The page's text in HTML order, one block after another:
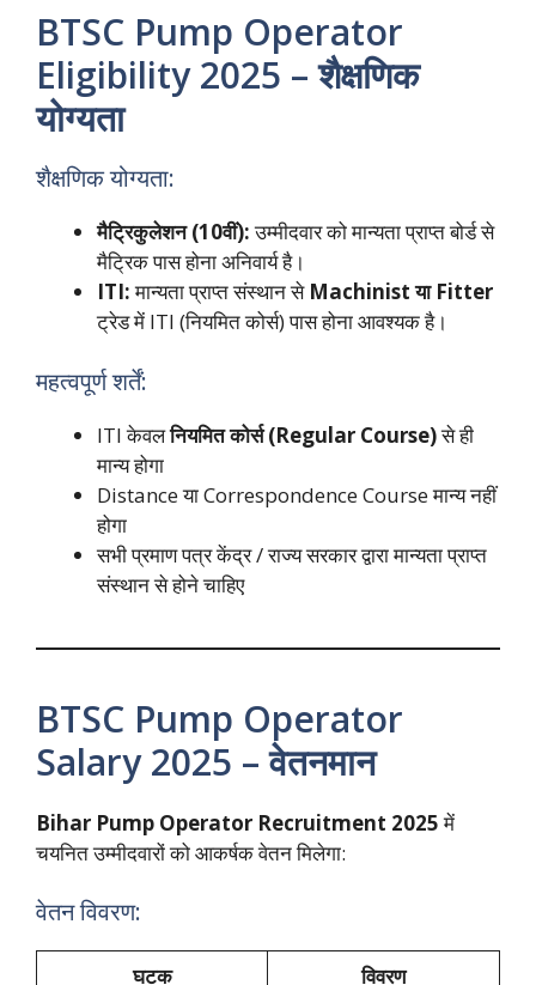
BTSC Pump Operator
Eligibility 2025 – शैक्षणिक
योग्यता
शैक्षणिक योग्यता:
मैट्रिकुलेशन (10वीं):उम्मीदवार को मान्यता प्राप्त बोर्ड से
मैट्रिक पास होना अनिवार्य है।
ITI:मान्यता प्राप्त संस्थान से Machinist या Fitter
ट्रेड में ITI (नियमित कोर्स) पास होना आवश्यक है।
महत्वपूर्ण शर्तें:
ITI केवलनियमित कोर्स (Regular Course)से ही
मान्य होगा
Distance या Correspondence Course मान्य नहीं
होगा
सभी प्रमाण पत्र केंद्र / राज्य सरकार द्वारा मान्यता प्राप्त
संस्थान से होने चाहिए
BTSC Pump Operator
Salary 2025 – वेतनमान
Bihar Pump Operator Recruitment 2025में
चयनित उम्मीदवारों को आकर्षक वेतन मिलेगा:
वेतन विवरण:
घटक
विवरण